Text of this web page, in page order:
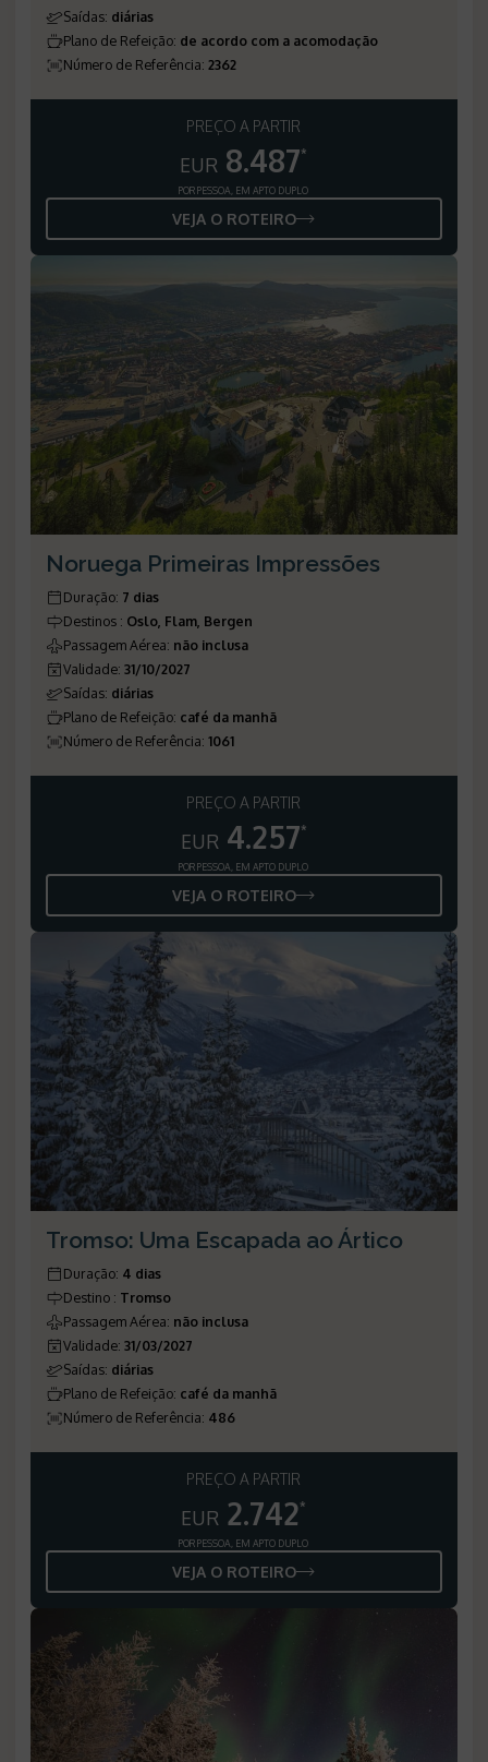
Saídas: diárias
Plano de Refeição: de acordo com a acomodação
Número de Referência: 2362
PREÇO A PARTIR
EUR 8.487*
POR PESSOA, EM APTO DUPLO
VEJA O ROTEIRO
Noruega Primeiras Impressões
Duração: 7 dias
Destinos : Oslo, Flam, Bergen
Passagem Aérea: não inclusa
Validade: 31/10/2027
Saídas: diárias
Plano de Refeição: café da manhã
Número de Referência: 1061
PREÇO A PARTIR
EUR 4.257*
POR PESSOA, EM APTO DUPLO
VEJA O ROTEIRO
Tromso: Uma Escapada ao Ártico
Duração: 4 dias
Destino : Tromso
Passagem Aérea: não inclusa
Validade: 31/03/2027
Saídas: diárias
Plano de Refeição: café da manhã
Número de Referência: 486
PREÇO A PARTIR
EUR 2.742*
POR PESSOA, EM APTO DUPLO
VEJA O ROTEIRO